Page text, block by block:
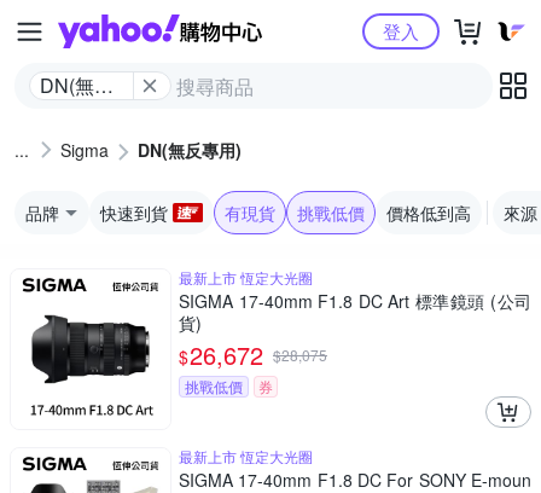
Yahoo購物中心
DN(無反
登入
Sigma DN(無反專用)
品牌 快速到貨 有現貨 挑戰低價 價格低到高 來源
最新上市 恆定大光圈
SIGMA 17-40mm F1.8 DC Art 標準鏡頭 (公司
貨)
$26,672 $28,075
挑戰低價
券
最新上市 恆定大光圈
SIGMA 17-40mm F1.8 DC For SONY E-moun